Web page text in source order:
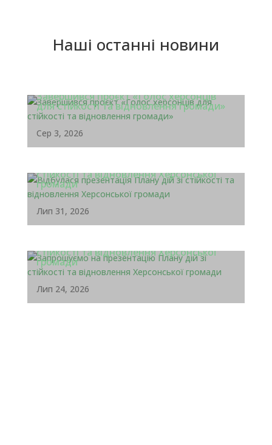
Наші останні новини
Завершився проєкт «Голос херсонців
для стійкості та відновлення громади»
Сер 3, 2026
стійкості та відновлення Херсонської
громади
Лип 31, 2026
стійкості та відновлення Херсонської
громади
Лип 24, 2026